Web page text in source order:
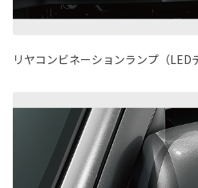
リヤコンビネーションランプ（LED